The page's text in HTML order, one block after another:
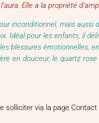
Elle a la propriété
inconditionnel, mais aussi
Idéal pour les enfants, il
blessures émotionnelles,
en douceur, le quartz
solliciter via la page